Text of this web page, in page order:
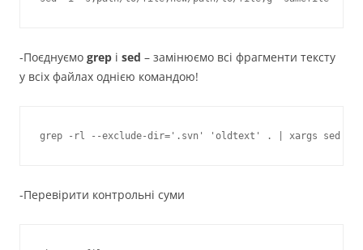
-Поєднуємо grep і sed – замінюємо всі фрагменти тексту
у всіх файлах однією командою!
-Перевірити контрольні суми